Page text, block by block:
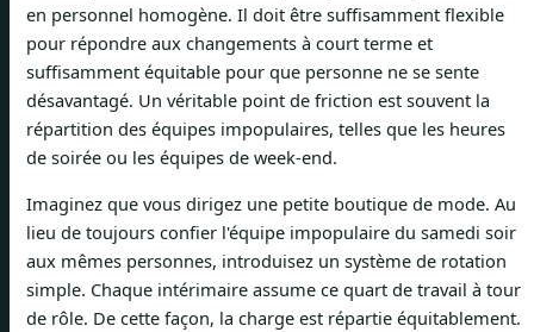
en personnel homogène. Il doit être suffisamment flexible
pour répondre aux changements à court terme et
suffisamment équitable pour que personne ne se sente
désavantagé. Un véritable point de friction est souvent la
répartition des équipes impopulaires, telles que les heures
de soirée ou les équipes de week-end.
Imaginez que vous dirigez une petite boutique de mode. Au
lieu de toujours confier l'équipe impopulaire du samedi soir
aux mêmes personnes, introduisez un système de rotation
simple. Chaque intérimaire assume ce quart de travail à tour
de rôle. De cette façon, la charge est répartie équitablement.